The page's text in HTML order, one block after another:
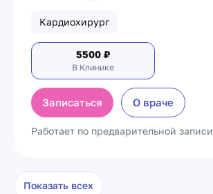
Кардиохирург
5500 ₽
В Клинике
Записаться О враче
Работает по предварительной записи
Показать всех